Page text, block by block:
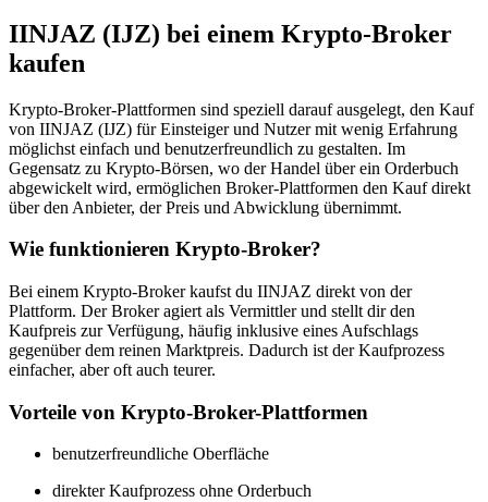
IINJAZ (IJZ) bei einem Krypto-Broker
kaufen
Krypto-Broker-Plattformen sind speziell darauf ausgelegt, den Kauf
von IINJAZ (IJZ) für Einsteiger und Nutzer mit wenig Erfahrung
möglichst einfach und benutzerfreundlich zu gestalten. Im
Gegensatz zu Krypto-Börsen, wo der Handel über ein Orderbuch
abgewickelt wird, ermöglichen Broker-Plattformen den Kauf direkt
über den Anbieter, der Preis und Abwicklung übernimmt.
Wie funktionieren Krypto-Broker?
Bei einem Krypto-Broker kaufst du IINJAZ direkt von der
Plattform. Der Broker agiert als Vermittler und stellt dir den
Kaufpreis zur Verfügung, häufig inklusive eines Aufschlags
gegenüber dem reinen Marktpreis. Dadurch ist der Kaufprozess
einfacher, aber oft auch teurer.
Vorteile von Krypto-Broker-Plattformen
benutzerfreundliche Oberfläche
direkter Kaufprozess ohne Orderbuch